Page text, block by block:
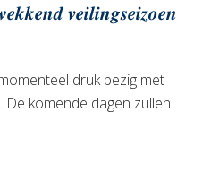
𝒗𝒆𝒊𝒍𝒊𝒏𝒈𝒔𝒆𝒊𝒛𝒐𝒆𝒏
druk bezig met
komende dagen zullen